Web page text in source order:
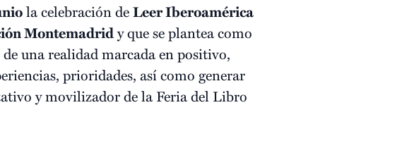
la celebración deLeer Iberoamérica
Montemadridy que se plantea como
una realidad marcada en positivo,
prioridades, así como generar
y movilizador de la Feria del Libro